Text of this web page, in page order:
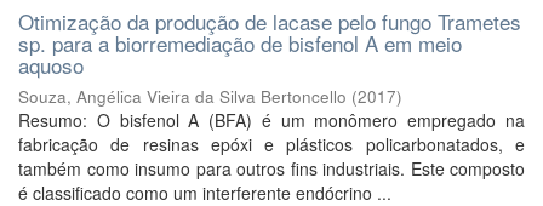
Otimização da produção de lacase pelo fungo Trametes
sp. para a biorremediação de bisfenol A em meio
aquoso
Souza, Angélica Vieira da Silva Bertoncello (2017)
Resumo: O bisfenol A (BFA) é um monômero empregado na
fabricação de resinas epóxi e plásticos policarbonatados, e
também como insumo para outros fins industriais. Este composto
é classificado como um interferente endócrino ...